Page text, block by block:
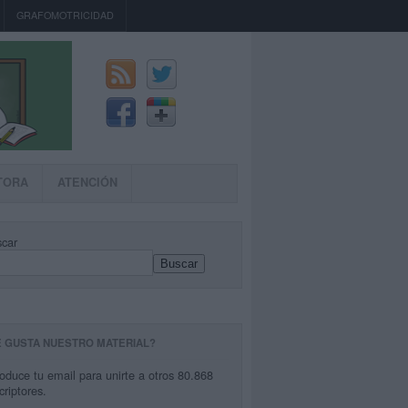
GRAFOMOTRICIDAD
ATENCIÓN
Buscar
GUSTA NUESTRO MATERIAL?
tu email para unirte a otros 80.868